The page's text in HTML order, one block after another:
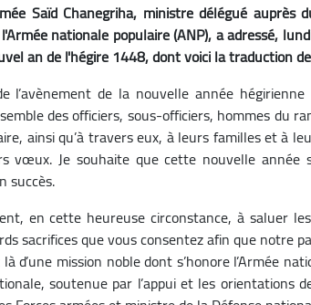
Saïd Chanegriha, ministre délégué
nationale populaire (ANP), a adressé,
an de l'hégire 1448, dont voici la traduction
l’avènement de la nouvelle année
des officiers, sous-officiers, hommes du
ainsi qu’à travers eux, à leurs familles et à
vœux. Je souhaite que cette nouvelle année
succès.
en cette heureuse circonstance, à saluer
sacrifices que vous consentez afin que notre
d’une mission noble dont s’honore l’Armée
soutenue par l’appui et les orientations